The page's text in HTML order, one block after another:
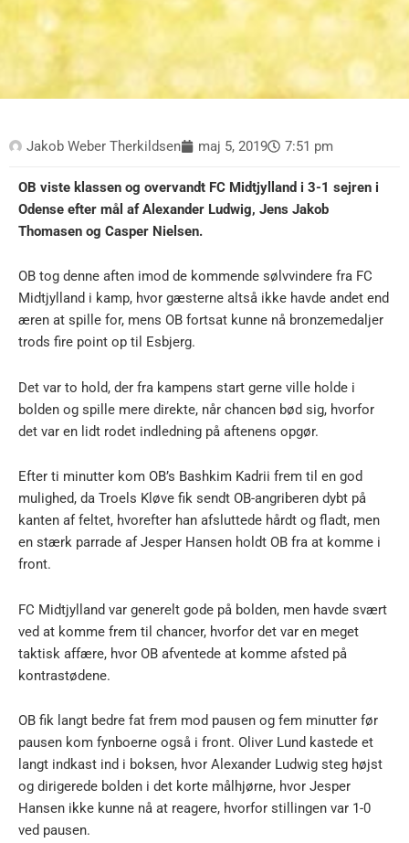
Jakob Weber Therkildsen maj 5, 2019 7:51 pm
OB viste klassen og overvandt FC Midtjylland i 3-1 sejren i
Odense efter mål af Alexander Ludwig, Jens Jakob
Thomasen og Casper Nielsen.
OB tog denne aften imod de kommende sølvvindere fra FC
Midtjylland i kamp, hvor gæsterne altså ikke havde andet end
æren at spille for, mens OB fortsat kunne nå bronzemedaljer
trods fire point op til Esbjerg.
Det var to hold, der fra kampens start gerne ville holde i
bolden og spille mere direkte, når chancen bød sig, hvorfor
det var en lidt rodet indledning på aftenens opgør.
Efter ti minutter kom OB’s Bashkim Kadrii frem til en god
mulighed, da Troels Kløve fik sendt OB-angriberen dybt på
kanten af feltet, hvorefter han afsluttede hårdt og fladt, men
en stærk parrade af Jesper Hansen holdt OB fra at komme i
front.
FC Midtjylland var generelt gode på bolden, men havde svært
ved at komme frem til chancer, hvorfor det var en meget
taktisk affære, hvor OB afventede at komme afsted på
kontrastødene.
OB fik langt bedre fat frem mod pausen og fem minutter før
pausen kom fynboerne også i front. Oliver Lund kastede et
langt indkast ind i boksen, hvor Alexander Ludwig steg højst
og dirigerede bolden i det korte målhjørne, hvor Jesper
Hansen ikke kunne nå at reagere, hvorfor stillingen var 1-0
ved pausen.